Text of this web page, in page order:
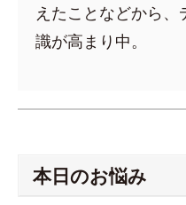
えたことなどから
識が高まり中。
本日のお悩み